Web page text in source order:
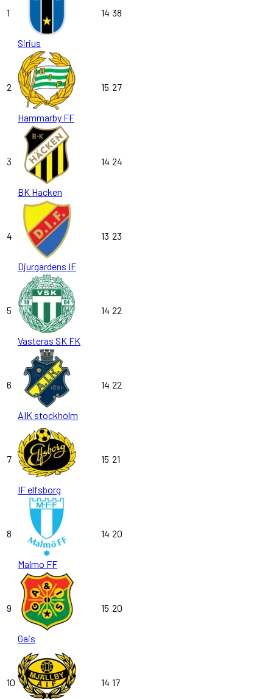
1
Sirius
14 38
2
Hammarby FF
15 27
3
BK Hacken
14 24
4
Djurgardens IF
13 23
5
Vasteras SK FK
14 22
6
AIK stockholm
14 22
7
IF elfsborg
15 21
8
Malmo FF
14 20
9
Gais
15 20
10 14 17